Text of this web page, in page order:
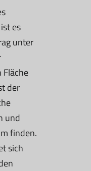
es
unter
der
und
finden.
sich